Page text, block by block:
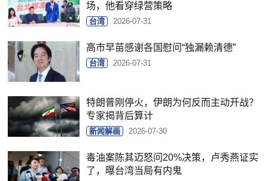
场，他看穿绿营策略
台湾 2026-07-31
高市早苗感谢各国慰问“独漏赖清德”
台湾 2026-07-31
特朗普刚停火，伊朗为何反而主动开战？
专家揭背后算计
新闻解画 2026-07-30
毒油案陈其迈怒问20%决策，卢秀燕证实
了，曝台湾当局有内鬼